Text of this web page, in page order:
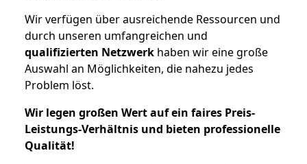
Wir verfügen über ausreichende Ressourcen und
durch unseren umfangreichen und
qualifizierten Netzwerk haben wir eine große
Auswahl an Möglichkeiten, die nahezu jedes
Problem löst.
Wir legen großen Wert auf ein faires Preis-
Leistungs-Verhältnis und bieten professionelle
Qualität!